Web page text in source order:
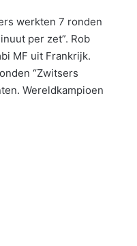
werkten 7 ronden
per zet”. Rob
MF uit Frankrijk.
“Zwitsers
Wereldkampioen